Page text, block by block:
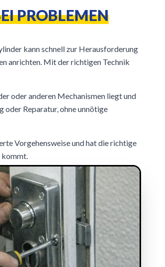
PROBLEMEN
kann schnell zur Herausforderung
anrichten. Mit der richtigen Technik
oder anderen Mechanismen liegt und
oder Reparatur, ohne unnötige
Vorgehensweise und hat die richtige
kommt.